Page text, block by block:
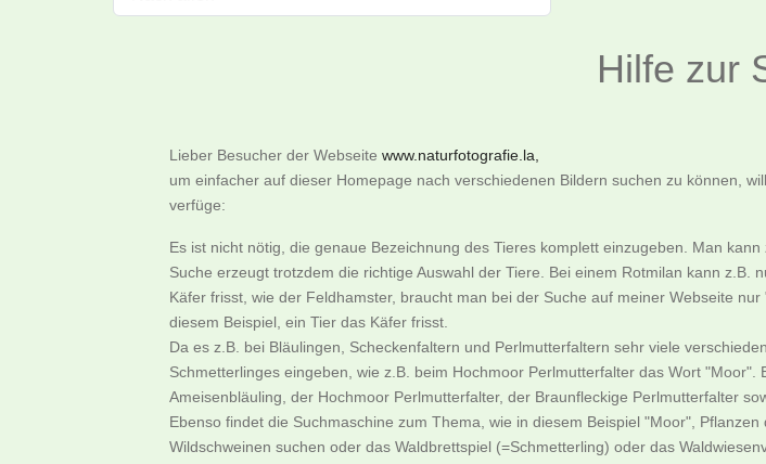
Hilfe zur
Lieber Besucher der Webseite www.naturfotografie.la,
um einfacher auf dieser Homepage nach verschiedenen Bildern suchen zu können,
verfüge:
Es ist nicht nötig, die genaue Bezeichnung des Tieres komplett einzugeben. Man
Suche erzeugt trotzdem die richtige Auswahl der Tiere. Bei einem Rotmilan kann
Käfer frisst, wie der Feldhamster, braucht man bei der Suche auf meiner Webseite
diesem Beispiel, ein Tier das Käfer frisst.
Da es z.B. bei Bläulingen, Scheckenfaltern und Perlmutterfaltern sehr viele
Schmetterlinges eingeben, wie z.B. beim Hochmoor Perlmutterfalter das Wort
Ameisenbläuling, der Hochmoor Perlmutterfalter, der Braunfleckige Perlmutterfalter
Ebenso findet die Suchmaschine zum Thema, wie in diesem Beispiel "Moor",
Wildschweinen suchen oder das Waldbrettspiel (=Schmetterling) oder das